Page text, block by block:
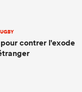
pour contrer l'exode